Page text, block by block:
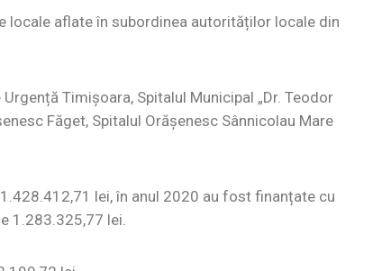
aflate în subordinea autorităților locale din
Timișoara, Spitalul Municipal „Dr. Teodor
Făget, Spitalul Orășenesc Sânnicolau Mare
lei, în anul 2020 au fost finanțate cu
1.283.325,77 lei.